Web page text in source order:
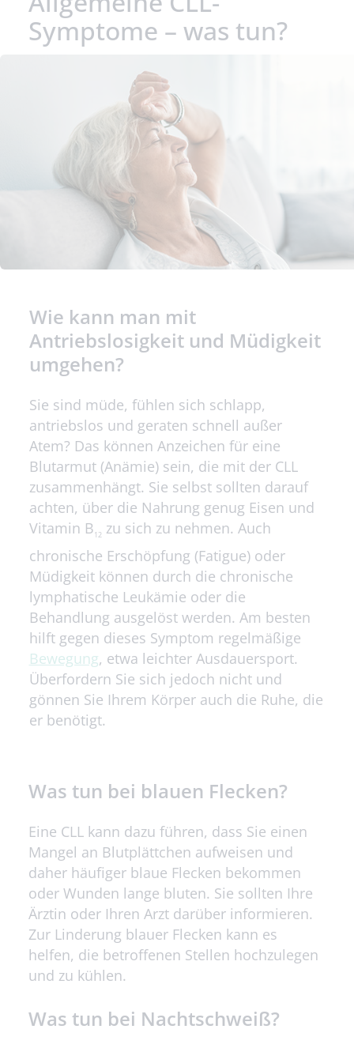
Symptome – was tun?
Wie kann man mit
Antriebslosigkeit und Müdigkeit
umgehen?
Sie sind müde, fühlen sich schlapp,
antriebslos und geraten schnell außer
Atem? Das können Anzeichen für eine
Blutarmut (Anämie) sein, die mit der CLL
zusammenhängt. Sie selbst sollten darauf
achten, über die Nahrung genug Eisen und
Vitamin B12 zu sich zu nehmen. Auch
chronische Erschöpfung (Fatigue) oder
Müdigkeit können durch die chronische
lymphatische Leukämie oder die
Behandlung ausgelöst werden. Am besten
hilft gegen dieses Symptom regelmäßige
Bewegung, etwa leichter Ausdauersport.
Überfordern Sie sich jedoch nicht und
gönnen Sie Ihrem Körper auch die Ruhe, die
er benötigt.
Was tun bei blauen Flecken?
Eine CLL kann dazu führen, dass Sie einen
Mangel an Blutplättchen aufweisen und
daher häufiger blaue Flecken bekommen
oder Wunden lange bluten. Sie sollten Ihre
Ärztin oder Ihren Arzt darüber informieren.
Zur Linderung blauer Flecken kann es
helfen, die betroffenen Stellen hochzulegen
und zu kühlen.
Was tun bei Nachtschweiß?